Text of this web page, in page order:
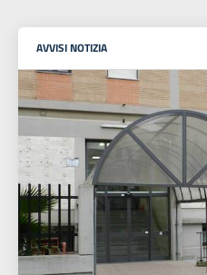
AVVISINOTIZIA